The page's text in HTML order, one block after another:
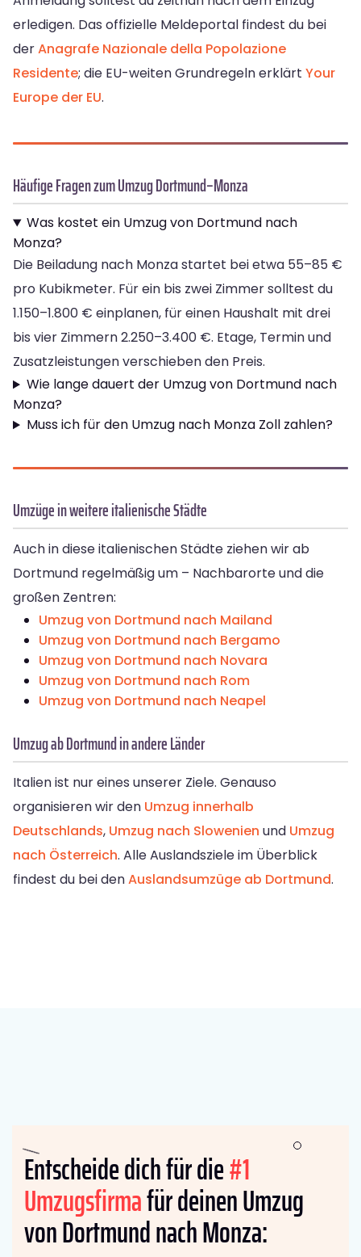
erledigen. Das offizielle Meldeportal findest du bei
derAnagrafe Nazionale della Popolazione
Residente; die EU-weiten Grundregeln erklärt Your
Europe der EU.
Häufige Fragen zum Umzug Dortmund–Monza
Was kostet ein Umzug von Dortmund nach
Monza?
Die Beiladung nach Monza startet bei etwa 55–85 €
pro Kubikmeter. Für ein bis zwei Zimmer solltest du
1.150–1.800 € einplanen, für einen Haushalt mit drei
bis vier Zimmern 2.250–3.400 €. Etage, Termin und
Zusatzleistungen verschieben den Preis.
Wie lange dauert der Umzug von Dortmund nach
Monza?
Muss ich für den Umzug nach Monza Zoll zahlen?
Umzüge in weitere italienische Städte
Auch in diese italienischen Städte ziehen wir ab
Dortmund regelmäßig um – Nachbarorte und die
großen Zentren:
Umzug von Dortmund nach Mailand
Umzug von Dortmund nach Bergamo
Umzug von Dortmund nach Novara
Umzug von Dortmund nach Rom
Umzug von Dortmund nach Neapel
Umzug ab Dortmund in andere Länder
Italien ist nur eines unserer Ziele. Genauso
organisieren wir den Umzug innerhalb
Deutschlands, Umzug nach Slowenien und Umzug
nach Österreich. Alle Auslandsziele im Überblick
findest du bei denAuslandsumzüge ab Dortmund.
Entscheide dich für die#1
Umzugsfirmafür deinen Umzug
von Dortmund nach Monza: